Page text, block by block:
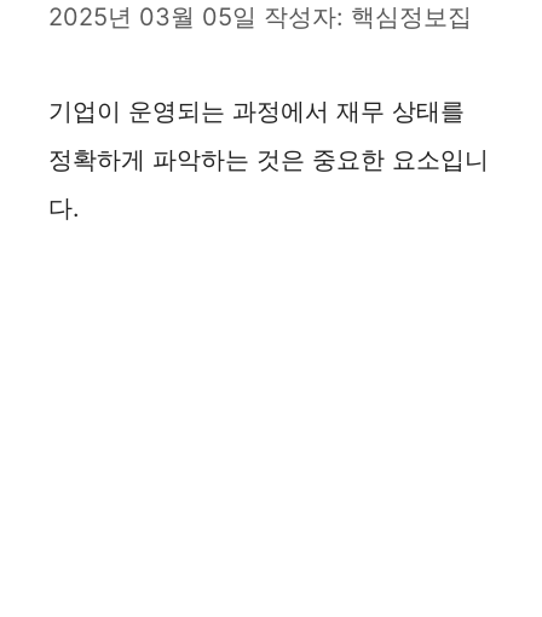
2025년 03월 05일 작성자: 핵심정보집
기업이 운영되는 과정에서 재무 상태를
정확하게 파악하는 것은 중요한 요소입니
다.